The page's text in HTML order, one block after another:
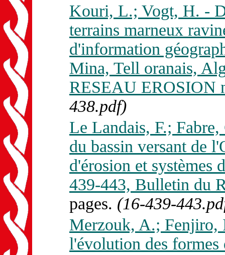
Kouri, L.; Vogt, H. -
terrains marneux
d'information
Mina, Tell oranais,
RESEAU EROSION
438.pdf)
Le Landais, F.;
du bassin versant de
d'érosion et systèmes
439-443, Bulletin du
pages. (16-439-
Merzouk, A.; Fenjiro,
l'évolution des